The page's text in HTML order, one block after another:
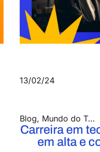
13/02/24
Blog, Mundo do Trabalho
Carreira em
em alta e